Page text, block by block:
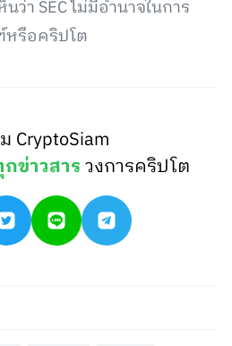
ว่า SEC ไม่มีอำนาจในการ
รือคริปโต
CryptoSiam
ข่าวสารวงการคริปโต